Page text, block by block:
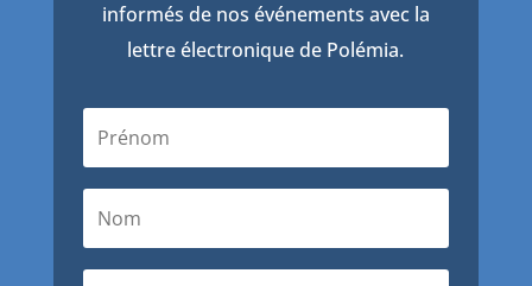
informés de nos événements avec la
lettre électronique de Polémia.